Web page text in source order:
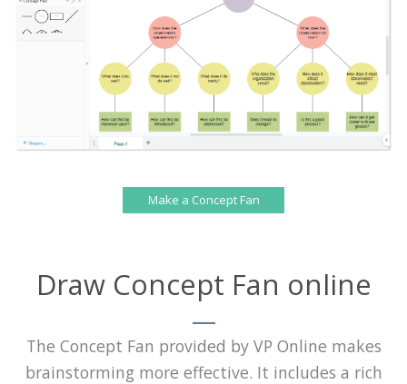
Make a Concept Fan
Draw Concept Fan online
The Concept Fan provided by VP Online makes
brainstorming more effective. It includes a rich